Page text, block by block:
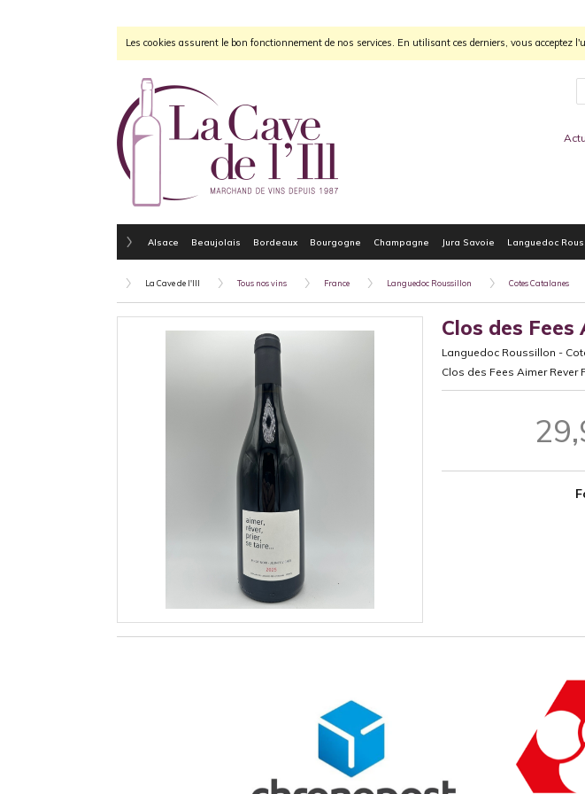
Les cookies assurent le bon fonctionnement de nos services. En utilisant ces derniers, vous acceptez
Alsace Beaujolais Bordeaux Bourgogne Champagne Jura Savoie Languedoc
La Cave de l'Ill Tous nos vins France Languedoc Roussillon Cotes Catalanes
Clos des
Languedoc Roussillon -
Clos des Fees Aimer Rever